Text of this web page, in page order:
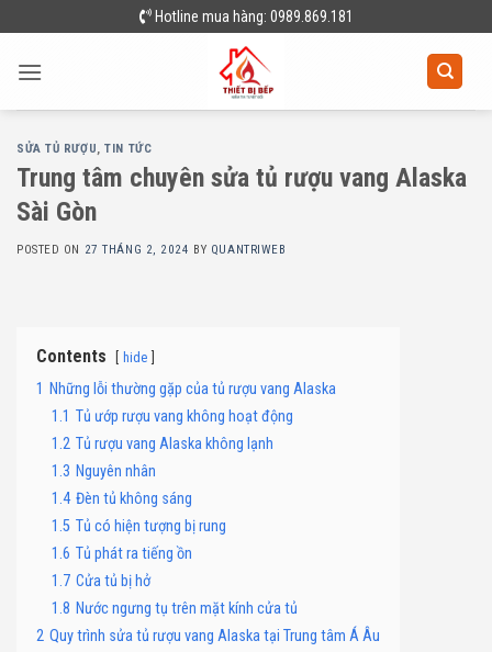
to
content
Hotline mua hàng: 0989.869.181
SỬA TỦ RƯỢU,TIN TỨC
Trung tâm chuyên sửa tủ rượu vang Alaska
Sài Gòn
POSTED ON 27 THÁNG 2, 2024 BY QUANTRIWEB
Contents hide
1 Những lỗi thường gặp của tủ rượu vang Alaska
1.1 Tủ ướp rượu vang không hoạt động
1.2 Tủ rượu vang Alaska không lạnh
1.3 Nguyên nhân
1.4 Đèn tủ không sáng
1.5 Tủ có hiện tượng bị rung
1.6 Tủ phát ra tiếng ồn
1.7 Cửa tủ bị hở
1.8 Nước ngưng tụ trên mặt kính cửa tủ
2 Quy trình sửa tủ rượu vang Alaska tại Trung tâm Á Âu